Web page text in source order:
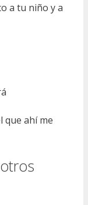
a tu niño y a
que ahí me